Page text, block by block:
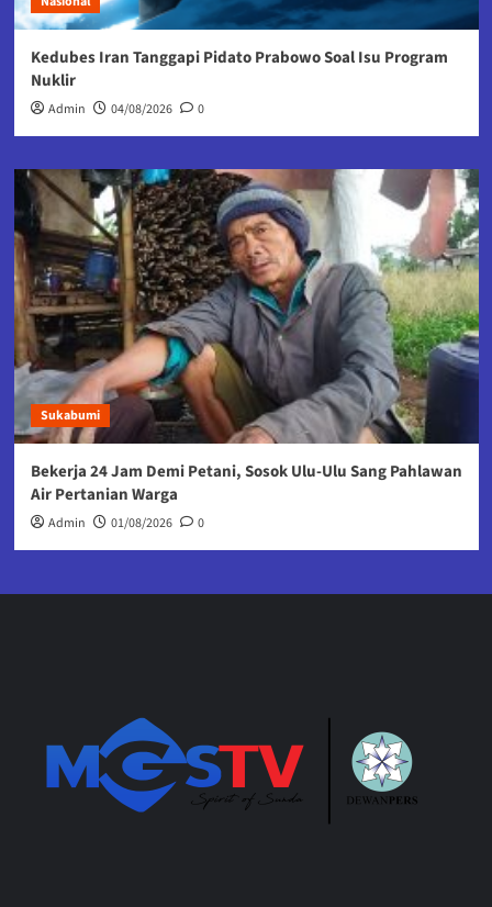
Kedubes Iran Tanggapi Pidato Prabowo Soal Isu Program
Nuklir
Admin 04/08/2026 0
Sukabumi
Bekerja 24 Jam Demi Petani, Sosok Ulu-Ulu Sang Pahlawan
Air Pertanian Warga
Admin 01/08/2026 0